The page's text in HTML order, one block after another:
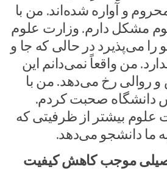
و آواره شده‌اند. من با
مشکل دارم. وزارت علوم
را می‌پذیرد در حالی که جا و
من واقعاً نمی‌دانم این
و روالی رخ می‌دهد. من با
دانشگاه صحبت کردم.
علوم بیشتر از ظرفیتی که
ما دانشجو می‌دهد.
موجب کاهش کیفیت